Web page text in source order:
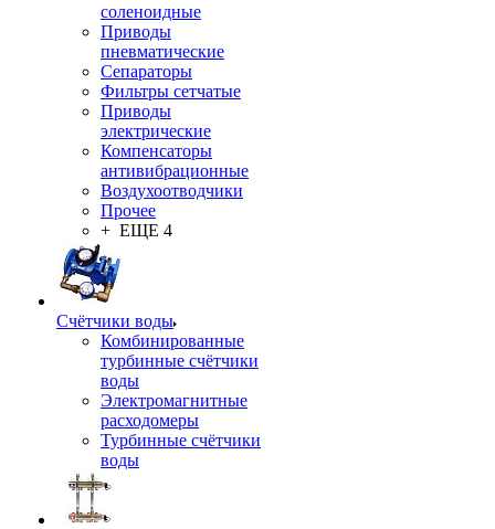
соленоидные
Приводы
пневматические
Сепараторы
Фильтры сетчатые
Приводы
электрические
Компенсаторы
антивибрационные
Воздухоотводчики
Прочее
+ ЕЩЕ 4
Счётчики воды
Комбинированные
турбинные счётчики
воды
Электромагнитные
расходомеры
Турбинные счётчики
воды